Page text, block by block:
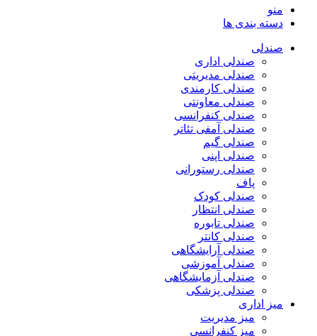
منو
دسته بندی ها
صندلی
صندلی اداری
صندلی مدیریتی
صندلی کارمندی
صندلی معاونتی
صندلی کنفرانسی
صندلی آمفی تئاتر
صندلی گیم
صندلی اپنی
صندلی رستورانی
پاف
صندلی کودک
صندلی انتظار
صندلی تابوره
صندلی کانتر
صندلی آرایشگاهی
صندلی آموزشی
صندلی آزمایشگاهی
صندلی پزشکی
میز اداری
میز مدیریت
میز کنفرانسی